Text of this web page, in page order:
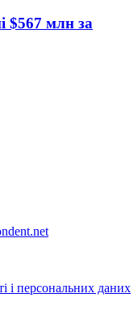
$567 млн за
і персональних даних